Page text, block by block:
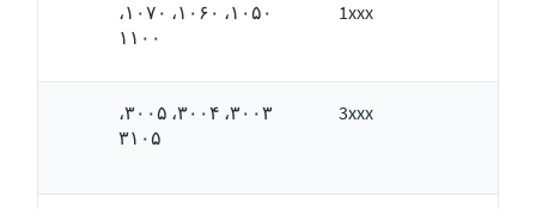
1xxx
۱۰۵۰، ۱۰۶۰، ۱۰۷۰،
۱۱۰۰
3xxx
۳۰۰۳، ۳۰۰۴، ۳۰۰۵،
۳۱۰۵